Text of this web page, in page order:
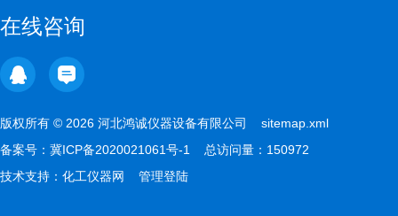
在线咨询
版权所有 © 2026 河北鸿诚仪器设备有限公司 sitemap.xml
备案号： 冀ICP备2020021061号-1
总访问量：150972
技术支持： 化工仪器网 管理登陆